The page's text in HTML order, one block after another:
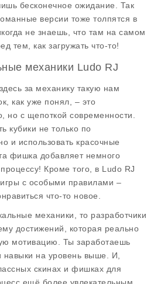
бесконечное ожидание. Так
версии тоже толпятся в
не знаешь, что там на самом
тем, как загружать что-то!
механики Ludo RJ
за механику такую нам
как уже понял, – это
но с щепоткой современности.
кубики не только по
и использовать красочные
фишка добавляет немного
Кроме того, в Ludo RJ
с особыми правилами –
что-то новое.
механики, то разработчики
достижений, которая реально
мотивацию. Ты заработаешь
навыки на уровень выше. И,
скинах и фишках для